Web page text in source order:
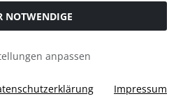
MwSt. zzgl.Versandkosten
entsprechen dem bisherigen Preis
Biosaatgut © 2026 | Template
NOTWENDIGE
anpassen
Impressum